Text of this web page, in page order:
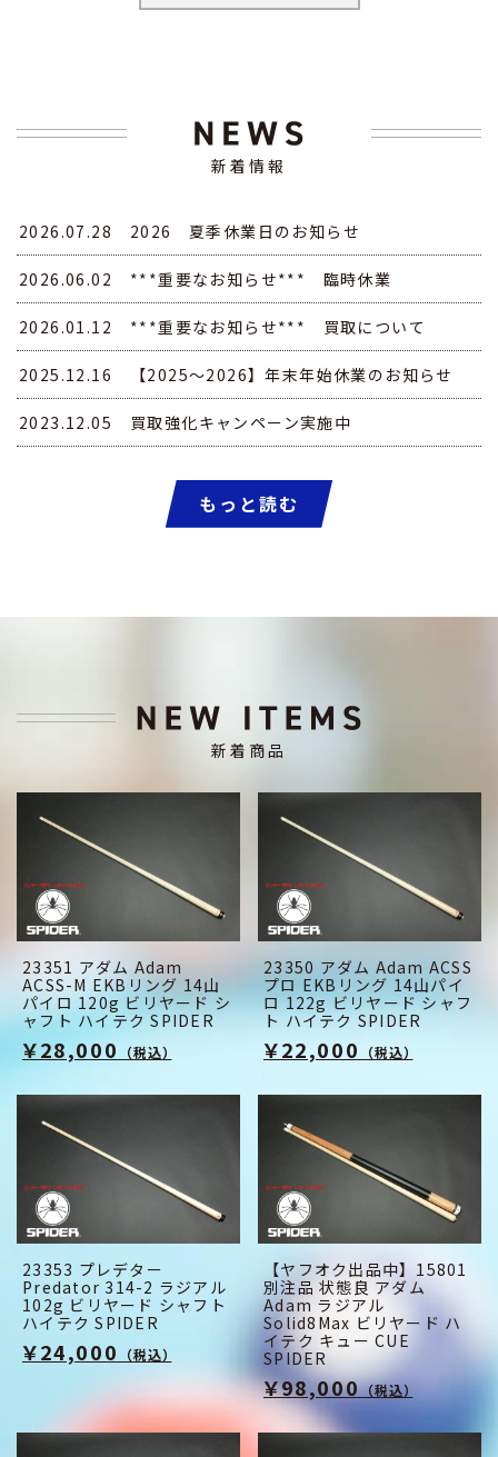
新着情報
2026.07.28 2026 夏季休業日のお知らせ
2026.06.02 ***重要なお知らせ*** 臨時休業
2026.01.12 ***重要なお知らせ*** 買取について
2025.12.16 【2025～2026】年末年始休業のお知らせ
2023.12.05 買取強化キャンペーン実施中
もっと読む
新着商品
23351 アダム Adam
ACSS-M EKBリング 14山
パイロ 120g ビリヤード シ
ャフト ハイテク SPIDER
￥28,000 （税込）
23350 アダム Adam ACSS
プロ EKBリング 14山パイ
ロ 122g ビリヤード シャフ
ト ハイテク SPIDER
￥22,000 （税込）
23353 プレデター
Predator 314-2 ラジアル
102g ビリヤード シャフト
ハイテク SPIDER
￥24,000 （税込）
【ヤフオク出品中】15801
別注品 状態良 アダム
Adam ラジアル
Solid8Max ビリヤード ハ
イテク キュー CUE
SPIDER
￥98,000（税込）